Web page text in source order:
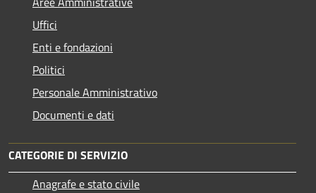
Uffici
Enti e fondazioni
Politici
Personale Amministrativo
Documenti e dati
CATEGORIE DI SERVIZIO
Anagrafe e stato civile